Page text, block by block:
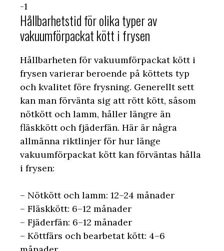
-1
Hållbarhetstid för olika typer av
vakuumförpackat kött i frysen
Hållbarheten för vakuumförpackat kött i
frysen varierar beroende på köttets typ
och kvalitet före frysning. Generellt sett
kan man förvänta sig att rött kött, såsom
nötkött och lamm, håller längre än
fläskkött och fjäderfän. Här är några
allmänna riktlinjer för hur länge
vakuumförpackat kött kan förväntas hålla
i frysen:
– Nötkött och lamm: 12–24 månader
– Fläskkött: 6–12 månader
– Fjäderfän: 6–12 månader
– Köttfärs och bearbetat kött: 4–6